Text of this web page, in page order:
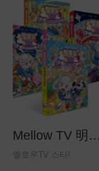
Mellow TV 明
星！科学漫画系
멜로우TV 스타!